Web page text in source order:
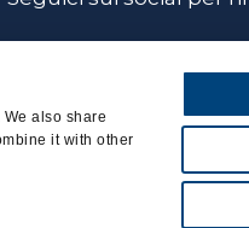
also share
it with other